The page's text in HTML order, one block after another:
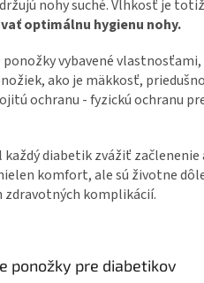
nohy suché. Vlhkosť je
optimálnu hygienu nohy.
vybavené
ako je mäkkosť,
ochranu - fyzickú ochranu
diabetik zvážiť
komfort, ale sú životne
zdravotných komplikácií.
ponožky pre diabetikov